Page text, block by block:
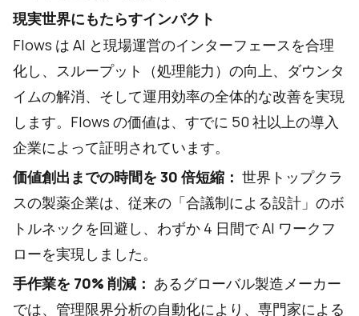
現実世界にもたらすインパクト
Flows は AI と現場運営のインターフェースを合理
化し、スループット（処理能力）の向上、ダウンタ
イムの解消、そして運用効率の全体的な改善を実現
します。Flows の価値は、すでに 50 社以上の導入
企業によって証明されています。
価値創出までの時間を 30 倍短縮： 世界トップクラ
スの製薬企業は、従来の「合議制による設計」のボ
トルネックを回避し、わずか 4 日間で AI ワークフ
ローを実現しました。
手作業を 70% 削減： あるグローバル製造メーカー
では、管理限界分析の自動化により、専門家による